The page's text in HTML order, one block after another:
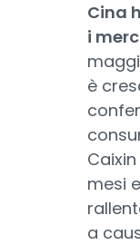
Cina
i
è
mesi
a